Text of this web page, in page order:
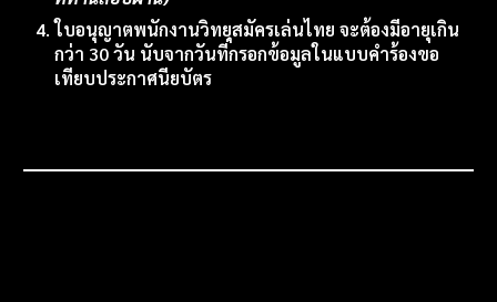
ใบอนุญาตพนักงานวิทยุสมัครเล่นไทย จะต้องมีอายุเกิน
กว่า 30 วัน นับจากวันที่กรอกข้อมูลในแบบคำร้องขอ
เทียบประกาศนียบัตร